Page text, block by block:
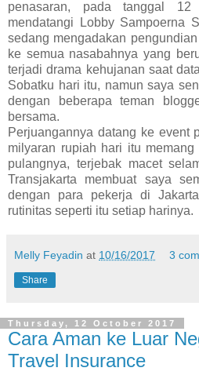
penasaran, pada tanggal 12
mendatangi Lobby Sampoerna
sedang mengadakan
ke semua nasabahnya yang
terjadi drama kehujanan saat
Sobatku hari itu, namun saya
dengan beberapa teman
bersama.
Perjuangannya datang ke event
milyaran rupiah hari itu
pulangnya, terjebak macet
Transjakarta membuat saya
dengan para pekerja di
rutinitas seperti itu setiap harinya.
Melly Feyadin at 10/16/2017 3
Share
Thursday, 12 October 2017
Cara Aman ke Luar
Travel Insurance